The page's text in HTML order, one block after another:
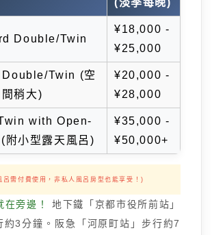
Double/Twin
¥18,000 -
¥25,000
Twin (空
間稍大)
¥20,000 -
¥28,000
with Open-
小型露天風呂)
¥35,000 -
¥50,000+
呂需付費使用，非私人風呂房型也能享受！)
在旁邊！
地下鐵「京都市役所前站」
3分鐘。阪急「河原町站」步行約7